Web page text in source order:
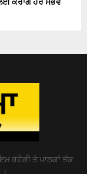
ਰਹੇਗੀ ਤੇ ਪਾਠਕਾਂ ਤੱਕ